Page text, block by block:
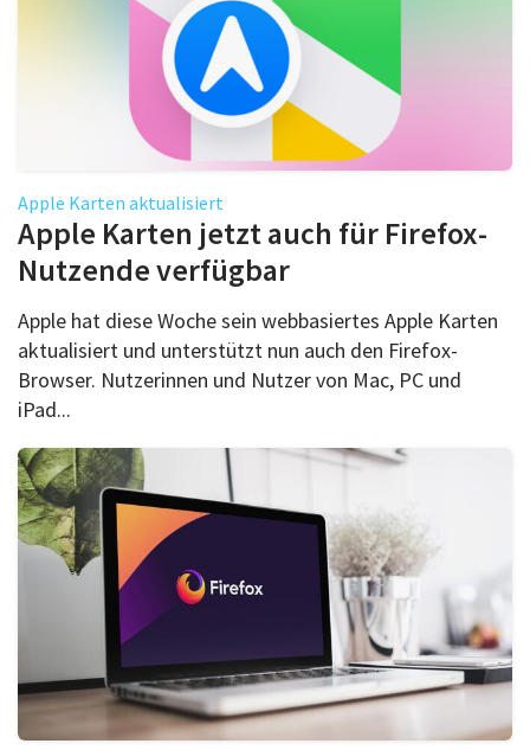
Apple Karten aktualisiert
Apple Karten jetzt auch für Firefox-
Nutzende verfügbar
Apple hat diese Woche sein webbasiertes Apple Karten
aktualisiert und unterstützt nun auch den Firefox-
Browser. Nutzerinnen und Nutzer von Mac, PC und
iPad...